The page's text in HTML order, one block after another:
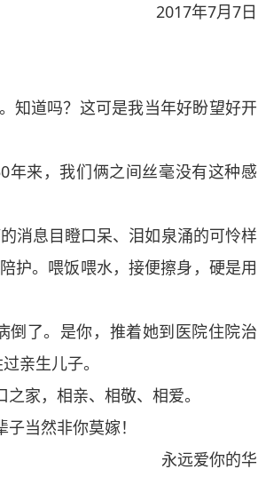
2017年7月7日
道吗？这可是我当年好盼望好开
来，我们俩之间丝毫没有这种感
消息目瞪口呆、泪如泉涌的可怜样
护。喂饭喂水，接便擦身，硬是用
了。是你，推着她到医院住院治
亲生儿子。
家，相亲、相敬、相爱。
当然非你莫嫁！
永远爱你的华